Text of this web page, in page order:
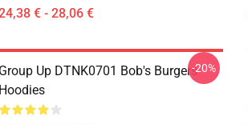
€ - 28,06 €
Group Up DTNK0701 Bob's Burgers
Hoodies
-20%